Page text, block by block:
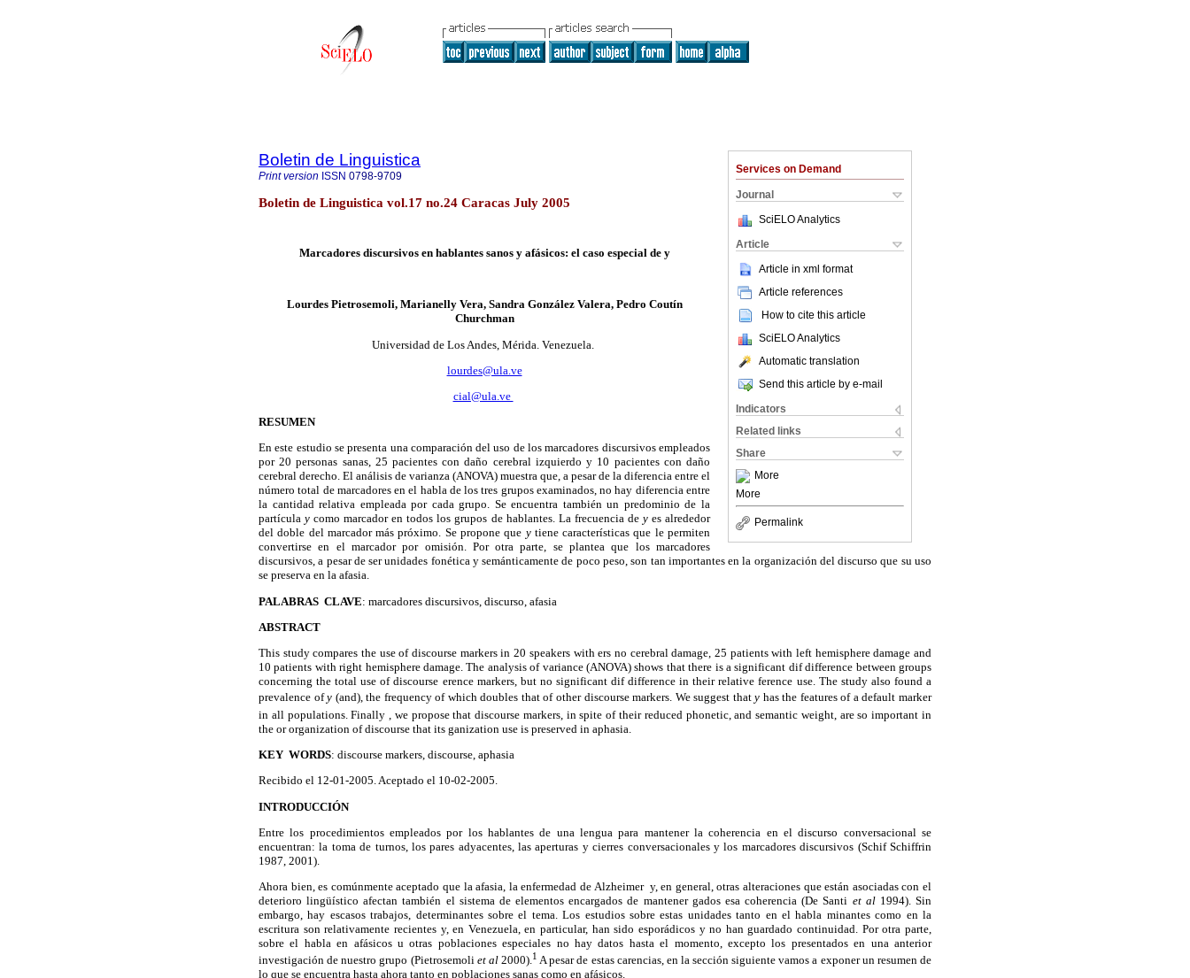
Services on Demand
Journal
SciELO Analytics
Article
Article in xml format
Article references
How to cite this article
SciELO Analytics
Automatic translation
Send this article by e-mail
Indicators
Related links
Share
More
More
Permalink
Boletin de Linguistica
Print version ISSN 0798-9709
Boletin de Linguistica vol.17 no.24 Caracas July 2005
Marcadores discursivos en hablantes sanos y afásicos: el caso especial de y
Lourdes Pietrosemoli, Marianelly Vera, Sandra González Valera, Pedro Coutín
Churchman
Universidad de Los Andes, Mérida. Venezuela.
lourdes@ula.ve
cial@ula.ve
RESUMEN
En este estudio se presenta una comparación del uso de los marcadores discursivos empleados
por 20 personas sanas, 25 pacientes con daño cerebral izquierdo y 10 pacientes con daño
cerebral derecho. El análisis de varianza (ANOVA) muestra que, a pesar de la diferencia entre el
número total de marcadores en el habla de los tres grupos examinados, no hay diferencia entre
la cantidad relativa empleada por cada grupo. Se encuentra también un predominio de la
partículaycomo marcador en todos los grupos de hablantes. La frecuencia de y es alrededor
del doble del marcador más próximo. Se propone que y tiene características que le permiten
convertirse en el marcador por omisión. Por otra parte, se plantea que los marcadores
discursivos, a pesar de ser unidades fonética y semánticamente de poco peso, son tan importantes en la organización del discurso que su uso
se preserva en la afasia.
PALABRAS CLAVE: marcadores discursivos, discurso, afasia
ABSTRACT
This study compares the use of discourse markers in 20 speakers with ers no cerebral damage, 25 patients with left hemisphere damage and
10 patients with right hemisphere damage. The analysis of variance (ANOVA) shows that there is a significant dif difference between groups
concerning the total use of discourse erence markers, but no significant dif difference in their relative ference use. The study also found a
prevalence ofy (and), the frequency of which doubles that of other discourse markers. We suggest thaty has the features of a default marker
in all populations. Finally , we propose that discourse markers, in spite of their reduced phonetic, and semantic weight, are so important in
the or organization of discourse that its ganization use is preserved in aphasia.
KEY WORDS: discourse markers, discourse, aphasia
Recibido el 12-01-2005. Aceptado el 10-02-2005.
INTRODUCCIÓN
Entre los procedimientos empleados por los hablantes de una lengua para mantener la coherencia en el discurso conversacional se
encuentran: la toma de turnos, los pares adyacentes, las aperturas y cierres conversacionales y los marcadores discursivos (Schif Schiffrin
1987, 2001).
Ahora bien, es comúnmente aceptado que la afasia, la enfermedad de Alzheimer y, en general, otras alteraciones que están asociadas con el
deterioro lingüístico afectan también el sistema de elementos encargados de mantener gados esa coherencia (De Santi et al 1994). Sin
embargo, hay escasos trabajos, determinantes sobre el tema. Los estudios sobre estas unidades tanto en el habla minantes como en la
escritura son relativamente recientes y, en Venezuela, en particular, han sido esporádicos y no han guardado continuidad. Por otra parte,
sobre el habla en afásicos u otras poblaciones especiales no hay datos hasta el momento, excepto los presentados en una anterior
investigación de nuestro grupo (Pietrosemoli et al 2000).1 A pesar de estas carencias, en la sección siguiente vamos a exponer un resumen de
lo que se encuentra hasta ahora tanto en poblaciones sanas como en afásicos.